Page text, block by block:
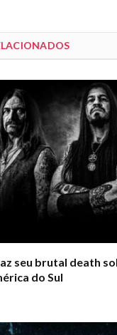
seu brutal death
do Sul